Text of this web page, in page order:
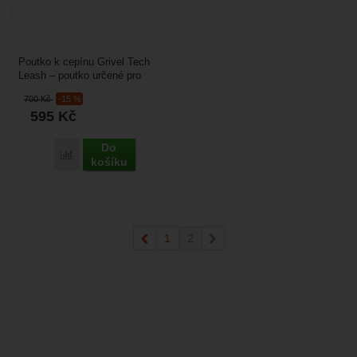
700Kč -15 %
595 Kč
Přidat 'Grivel Tech Leash' k porovnání
Do
košíku
Poutko k cepínu Grivel Tech
Leash – poutko určené pro
Matrix Tech. Cena...
předchozí
1